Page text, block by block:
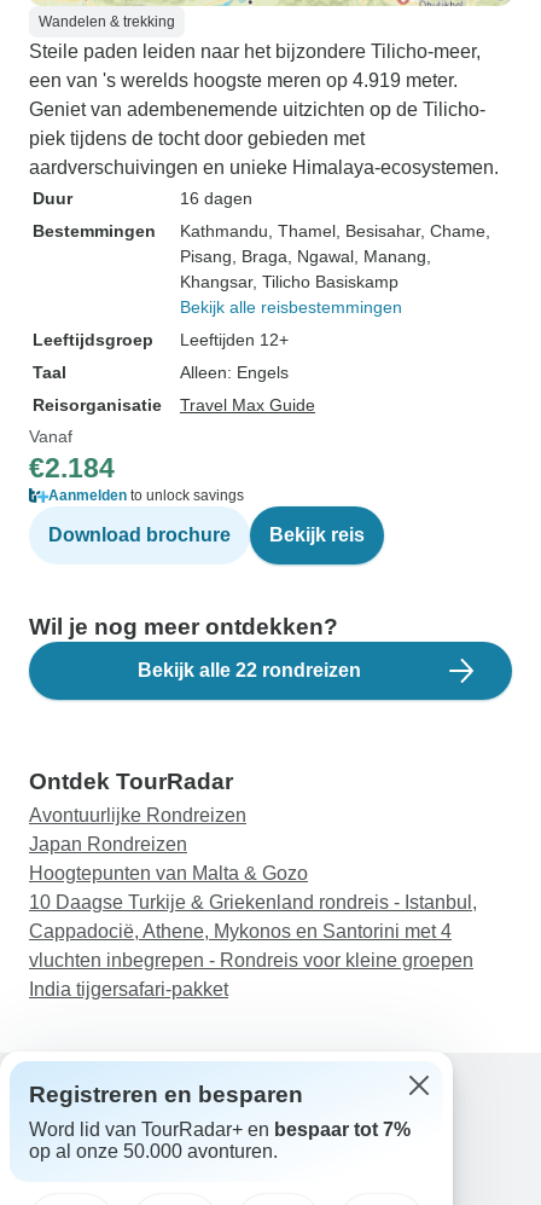
Wandelen & trekking
Steile paden leiden naar het bijzondere Tilicho-meer,
een van 's werelds hoogste meren op 4.919 meter.
Geniet van adembenemende uitzichten op de Tilicho-
piek tijdens de tocht door gebieden met
aardverschuivingen en unieke Himalaya-ecosystemen.
Duur
16 dagen
Bestemmingen
Kathmandu , Thamel , Besisahar, Chame
Pisang , Braga , Ngawal , Manang
Khangsar, Tilicho Basiskamp
Bekijk alle reisbestemmingen
Leeftijdsgroep
Leeftijden 12+
Taal
Alleen: Engels
Reisorganisatie
Travel Max Guide
Vanaf
€2.184
Aanmelden to unlock savings
Download brochure Bekijk reis
Wil je nog meer ontdekken?
Bekijk alle 22 rondreizen
Ontdek TourRadar
Avontuurlijke Rondreizen
Japan Rondreizen
Hoogtepunten van Malta & Gozo
10 Daagse Turkije & Griekenland rondreis - Istanbul,
Cappadocië, Athene, Mykonos en Santorini met 4
vluchten inbegrepen - Rondreis voor kleine groepen
India tijgersafari-pakket
Hulp
Neem contact met ons op
Registreren en besparen
Word lid van TourRadar+ en bespaar tot 7%
op al onze 50.000 avonturen.